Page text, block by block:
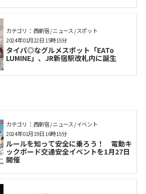
カテゴリ： 西新宿 / ニュース / スポット
タイパ◎なグルメスポット「EATo
LUMINE」、JR新宿駅改札内に誕生
2024年01月22日 15時15分
カテゴリ： 西新宿 / ニュース / イベント
ルールを知って安全に乗ろう！ 電動キ
ックボード交通安全イベントを1月27日
開催
2024年01月19日 16時15分